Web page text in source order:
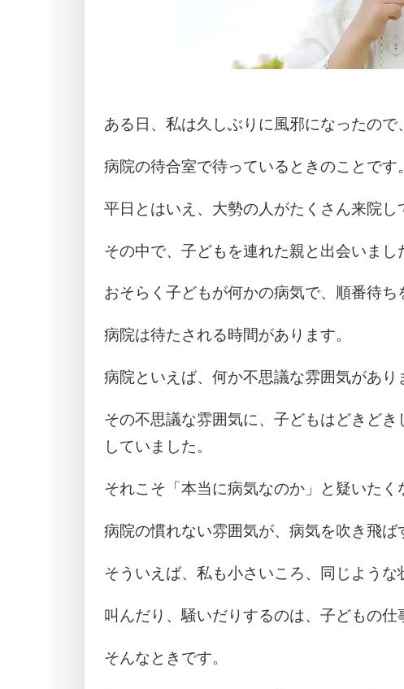
ある日、私は久しぶりに風邪になったので
病院の待合室で待っているときのことです。
平日とはいえ、大勢の人がたくさん来院し
その中で、子どもを連れた親と出会いまし
おそらく子どもが何かの病気で、順番待ち
病院は待たされる時間があります。
病院といえば、何か不思議な雰囲気があり
その不思議な雰囲気に、子どもはどきど
していました。
それこそ「本当に病気なのか」と疑いたく
病院の慣れない雰囲気が、病気を吹き飛ば
そういえば、私も小さいころ、同じような
叫んだり、騒いだりするのは、子どもの仕
そんなときです。